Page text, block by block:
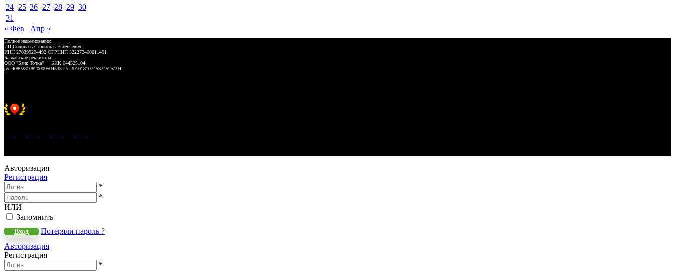
24 25 26 27 28 29 30
31
« Фев
Апр »
Полное наименование:
ИП Солопаев Станислав Евгеньевич
ИНН 270399294492 ОГРНИП 322272400011491
Банковские реквизиты:
ООО "Банк Точка" БИК 044525104
р/с 40802810820000504533 к/с 30101810745374525104
Авторизация
Регистрация
*
*
ИЛИ
Запомнить
Вход
Потеряли пароль ?
Авторизация
Регистрация
*